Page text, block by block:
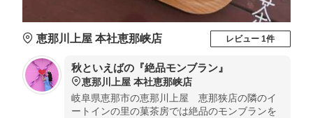
恵那川上屋 本社恵那峡店 レビュー 1件
秋といえばの『絶品モンブラン』
恵那川上屋 本社恵那峡店
岐阜県恵那市の恵那川上屋 恵那狭店の隣のイ
ートインの里の菓茶房では絶品のモンブランを